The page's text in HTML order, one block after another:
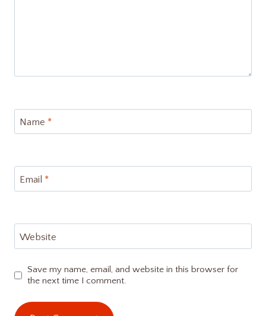
Name *
Email *
Website
Save my name, email, and website in this browser for
the next time I comment.